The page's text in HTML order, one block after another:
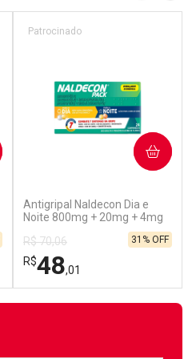
Antigripal Naldecon Dia e
Noite 800mg + 20mg + 4mg
Patrocinado
R$ 70,06
R$48,01
31% OFF
COMPRAR